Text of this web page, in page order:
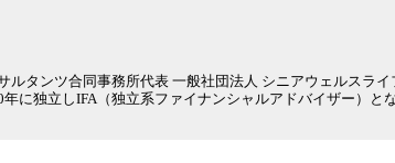
ルタンツ合同事務所代表 一般社団法人 シニアウェルスラ
に独立しIFA（独立系ファイナンシャルアドバイザー）